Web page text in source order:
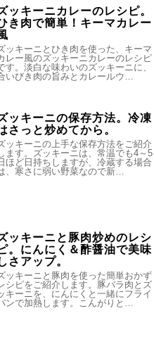
ッキーニカレーのレシピ。
き肉で簡単！キーマカレー
ッキーニとひき肉を使った、キーマ
レー風のズッキーニカレーのレシピ
す。淡白な味わいのズッキーニに、
いびき肉の旨みとカレールウ…
ッキーニの保存方法。冷凍
さっと炒めてから。
ッキーニの上手な保存方法をご紹介
ます。ズッキーニは、常温でも4～5
ほど日持ちしますが、冷蔵する場合
、寒さに弱い野菜なので新…
ッキーニと豚肉炒めのレシ
。にんにく＆酢醤油で美味
さアップ。
ッキーニと豚肉を使った簡単おかず
シピをご紹介します。豚バラ肉とズ
キーニを、にんにくと一緒にフライ
ンで加熱します。こんがりと…